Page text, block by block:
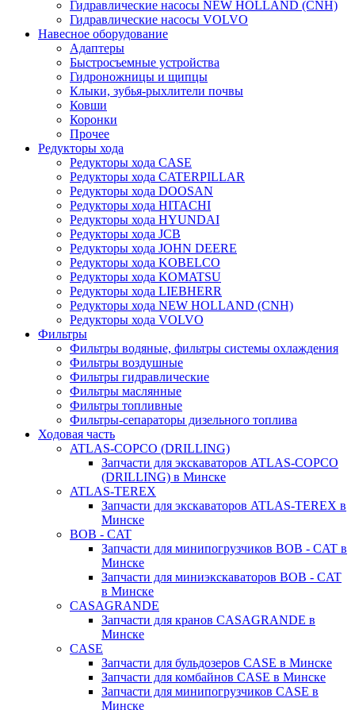
Гидравлические насосы NEW HOLLAND (CNH)
Гидравлические насосы VOLVO
Навесное оборудование
Адаптеры
Быстросъемные устройства
Гидроножницы и щипцы
Клыки, зубья-рыхлители почвы
Ковши
Коронки
Прочее
Редукторы хода
Редукторы хода CASE
Редукторы хода CATERPILLAR
Редукторы хода DOOSAN
Редукторы хода HITACHI
Редукторы хода HYUNDAI
Редукторы хода JCB
Редукторы хода JOHN DEERE
Редукторы хода KOBELCO
Редукторы хода KOMATSU
Редукторы хода LIEBHERR
Редукторы хода NEW HOLLAND (CNH)
Редукторы хода VOLVO
Фильтры
Фильтры водяные, фильтры системы охлаждения
Фильтры воздушные
Фильтры гидравлические
Фильтры маслянные
Фильтры топливные
Фильтры-сепараторы дизельного топлива
Ходовая часть
ATLAS-COPCO (DRILLING)
Запчасти для экскаваторов ATLAS-COPCO
(DRILLING) в Минске
ATLAS-TEREX
Запчасти для экскаваторов ATLAS-TEREX в
Минске
BOB - CAT
Запчасти для минипогрузчиков BOB - CAT в
Минске
Запчасти для миниэкскаваторов BOB - CAT
в Минске
CASAGRANDE
Запчасти для кранов CASAGRANDE в
Минске
CASE
Запчасти для бульдозеров CASE в Минске
Запчасти для комбайнов CASE в Минске
Запчасти для минипогрузчиков CASE в
Минске